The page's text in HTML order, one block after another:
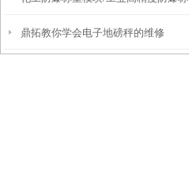
重模块
鼎拓教你学会电子地磅秤的维修